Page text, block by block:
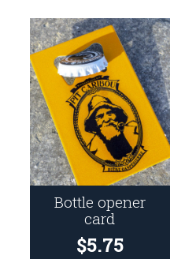
Bottle opener
card
$5.75